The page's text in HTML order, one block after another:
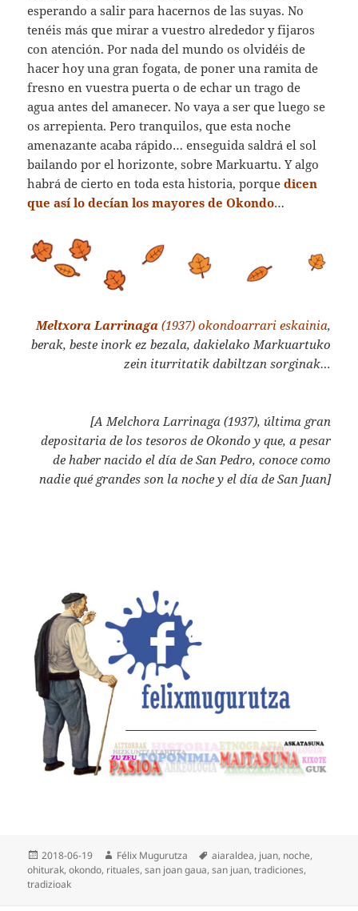
esperando a salir para hacernos de las suyas. No
tenéis más que mirar a vuestro alrededor y fijaros
con atención. Por nada del mundo os olvidéis de
hacer hoy una gran fogata, de poner una ramita de
fresno en vuestra puerta o de echar un trago de
agua antes del amanecer. No vaya a ser que luego se
os arrepienta. Pero tranquilos, que esta noche
amenazante acaba rápido… enseguida saldrá el sol
bailando por el horizonte, sobre Markuartu. Y algo
habrá de cierto en toda esta historia, porquedicen
que así lo decían los mayores de Okondo…
Meltxora Larrinaga(1937) okondoarrari eskainia,
berak, beste inork ez bezala, dakielako Markuartuko
zein iturritatik dabiltzan sorginak…
[A Melchora Larrinaga (1937), última gran
depositaria de los tesoros de Okondo y que, a pesar
de haber nacido el día de San Pedro, conoce como
nadie qué grandes son la noche y el día de San Juan]
Publicado
el
2018-06-19 Autor
Félix Mugurutza Etiquetas
aiaraldea, juan, noche,
ohiturak,okondo, rituales,san joan gaua,san juan,tradiciones,
tradizioak